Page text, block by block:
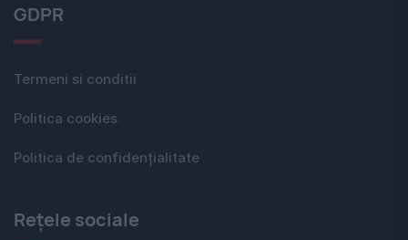
GDPR
Termeni si conditii
Politica cookies
Politica de confidențialitate
Rețele sociale